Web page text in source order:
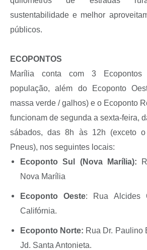
sustentabilidade e melhor
públicos.
ECOPONTOS
Marília conta com 3
população, além do Ecoponto
massa verde / galhos) e o Ecoponto
funcionam de segunda a sexta-feira,
sábados, das 8h às 12h (exceto
Pneus), nos seguintes locais:
Ecoponto Sul (Nova Marília):
Nova Marília
Ecoponto Oeste: Rua Alcides
Califórnia.
Ecoponto Norte: Rua Dr. Paulino
Jd. Santa Antonieta.